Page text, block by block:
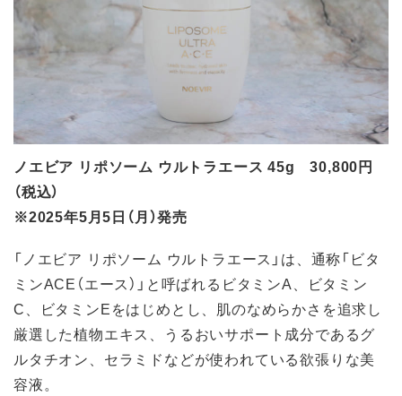
ノエビア リポソーム ウルトラエース 45g 30,800円
（税込）
※2025年5月5日（月）発売
「ノエビア リポソーム ウルトラエース」は、通称「ビタ
ミンACE（エース）」と呼ばれるビタミンA、ビタミン
C、ビタミンEをはじめとし、肌のなめらかさを追求し
厳選した植物エキス、うるおいサポート成分であるグ
ルタチオン、セラミドなどが使われている欲張りな美
容液。